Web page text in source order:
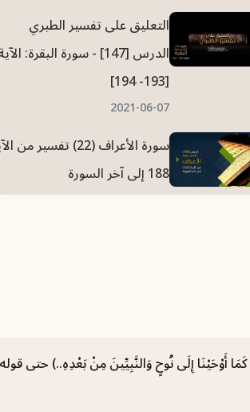
التعليق على تفسير الطبري
الدرس [147] - سورة البقرة:
[193- 194]
2021-06-07
سورة الأعراف (22) تفسير من
188 إلى آخر السورة
2021-06-01
167 حتى الآية 176
2021-05-31
– قوله تعالى: (إِنَّا أَوْحَيْنَا إِلَيْكَ كَمَا أَوْحَيْنَا إِلَى نُوحٍ وَالنَّبِيِّينَ مِنْ بَعْدِهِ..) حتى